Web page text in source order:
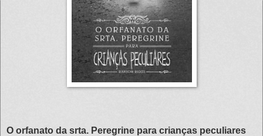
O orfanato da srta. Peregrine para crianças peculiares